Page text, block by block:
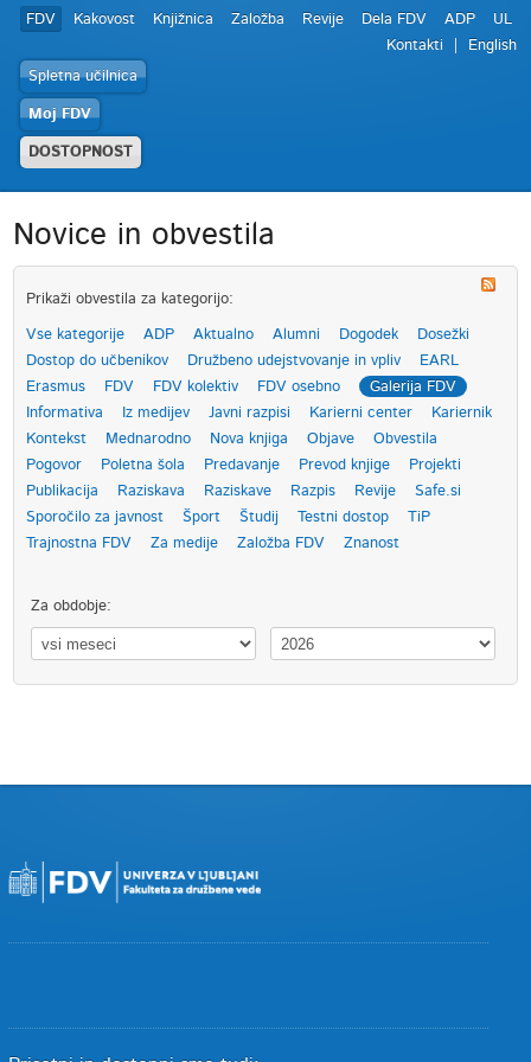
FDV Kakovost Knjižnica Založba Revije Dela FDV ADP
UL
Kontakti
English
Spletna učilnica
Moj FDV
DOSTOPNOST
Novice in obvestila
Prikaži obvestila za kategorijo:
Vse kategorije ADP Aktualno Alumni Dogodek
Dosežki
Dostop do učbenikov
Družbeno udejstvovanje in vpliv
EARL
Erasmus
FDV FDV kolektiv FDV osebno
Galerija FDV
Informativa
Iz medijev Javni razpisi Karierni center
Kariernik
Kontekst
Mednarodno Nova knjiga Objave
Obvestila
Pogovor
Poletna šola Predavanje Prevod knjige
Projekti
Publikacija
Raziskava Raziskave Razpis Revije
Safe.si
Sporočilo za javnost
Šport Študij Testni dostop
TiP
Trajnostna FDV
Za medije Založba FDV Znanost
Za obdobje: